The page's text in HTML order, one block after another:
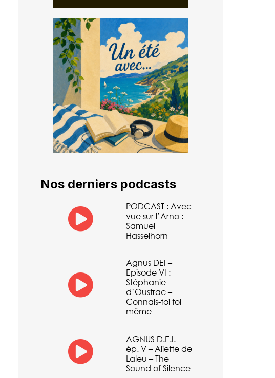
Nos derniers podcasts
PODCAST : Avec
vue sur l’Arno :
Samuel
Hasselhorn
Agnus DEI –
Episode VI :
Stéphanie
d’Oustrac –
Connais-toi toi
même
AGNUS D.E.I. –
ép. V – Aliette de
Laleu – The
Sound of Silence